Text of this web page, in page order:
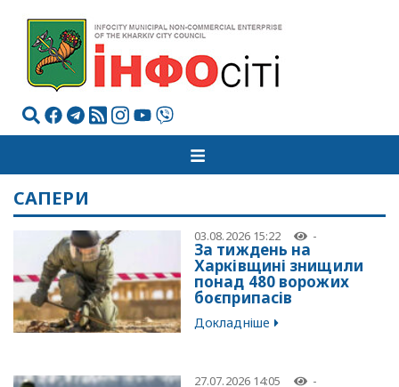
САПЕРИ
03.08.2026 15:22 -
За тиждень на
Харківщині знищили
понад 480 ворожих
боєприпасів
Докладніше
27.07.2026 14:05 -